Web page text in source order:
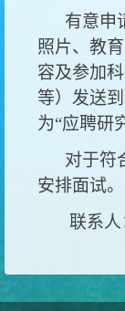
有意申请
照片、教
容及参加
等）发送
为“应聘研
对于符合
安排面试。
联系人：